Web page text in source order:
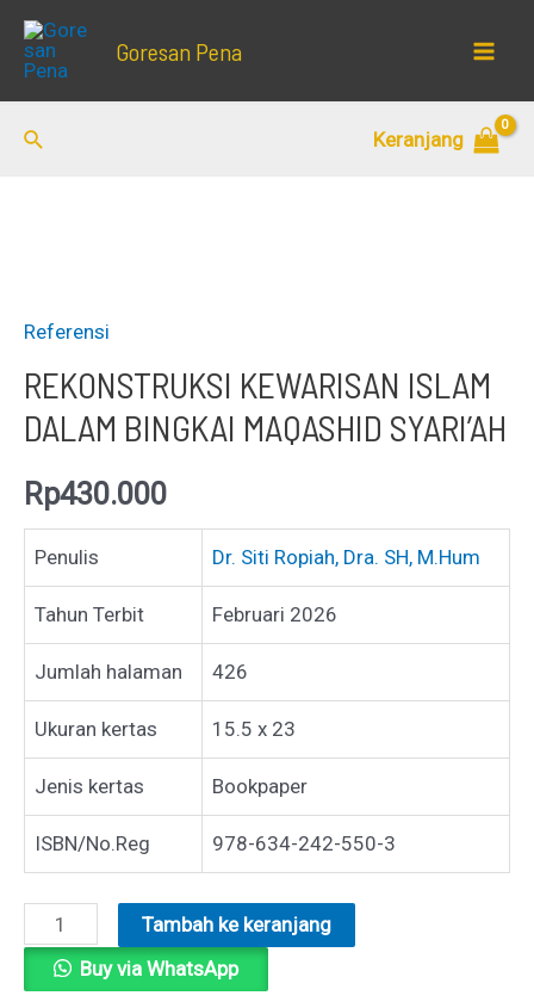
Lewati
Goresan Pena
Cari Keranjang
Referensi
REKONSTRUKSI KEWARISAN ISLAM
DALAM BINGKAI MAQASHID SYARI’AH
Rp430.000
Penulis Dr. Siti Ropiah, Dra. SH, M.Hum
Tahun Terbit Februari 2026
Jumlah halaman 426
Ukuran kertas 15.5 x 23
Jenis kertas Bookpaper
ISBN/No.Reg 978-634-242-550-3
Kuantitas
REKONSTRUKSI
KEWARISAN
Tambah ke keranjang
Buy via WhatsApp